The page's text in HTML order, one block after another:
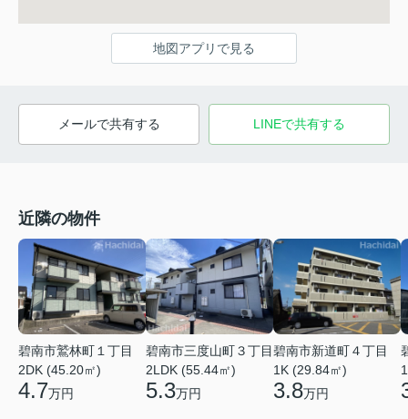
地図アプリで見る
メールで共有する LINEで共有する
近隣の物件
碧南市鷲林町１丁目
2DK (45.20㎡)
4.7万円
碧南市三度山町３丁目
2LDK (55.44㎡)
5.3万円
碧南市新道町４丁目
1K (29.84㎡)
3.8万円